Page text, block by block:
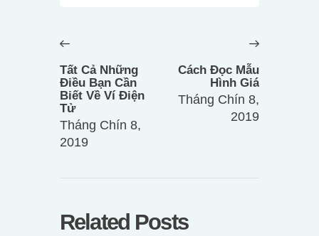
hướng
bài
viết
post:
Tất Cả Những
Điều Bạn Cần
Biết Về Ví Điện
Tử
Tháng Chín 8,
2019
Cách Đọc Mẫu
Hình Giá
Tháng Chín 8,
2019
Related Posts